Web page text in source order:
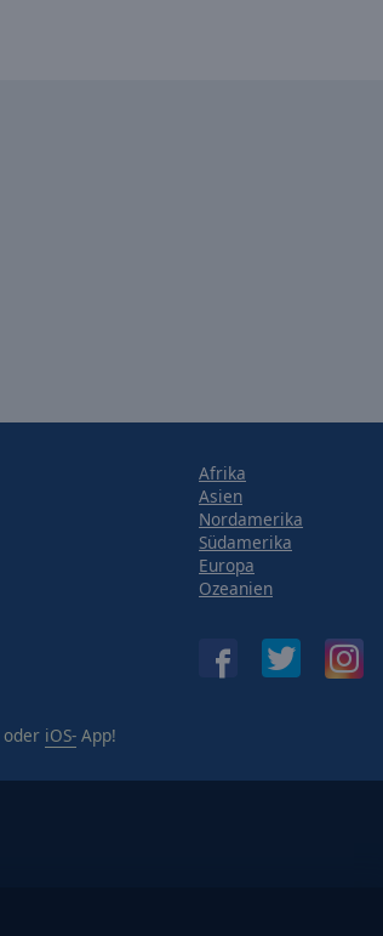
oder iOS- App!
Afrika
Asien
Nordamerika
Südamerika
Europa
Ozeanien